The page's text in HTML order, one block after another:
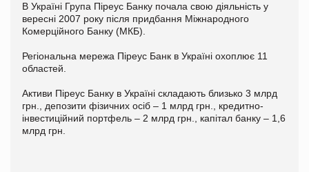
В Україні Група Піреус Банку почала свою діяльність у
вересні 2007 року після придбання Міжнародного
Комерційного Банку (МКБ).
Регіональна мережа Піреус Банк в Україні охоплює 11
областей.
Активи Піреус Банку в Україні складають близько 3 млрд
грн., депозити фізичних осіб – 1 млрд грн., кредитно-
інвестиційний портфель – 2 млрд грн., капітал банку – 1,6
млрд грн.